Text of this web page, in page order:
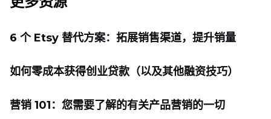
6 个 Etsy 替代方案：拓展销售渠道，提升销量
如何零成本获得创业贷款（以及其他融资技巧）
营销 101：您需要了解的有关产品营销的一切